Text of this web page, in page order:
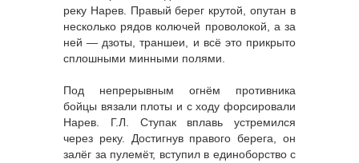
реку Нарев. Правый берег крутой, опутан в
несколько рядов колючей проволокой, а за
ней — дзоты, траншеи, и всё это прикрыто
сплошными минными полями.
Под непрерывным огнём противника
бойцы вязали плоты и с ходу форсировали
Нарев. Г.Л. Ступак вплавь устремился
через реку. Достигнув правого берега, он
залёг за пулемёт, вступил в единоборство с